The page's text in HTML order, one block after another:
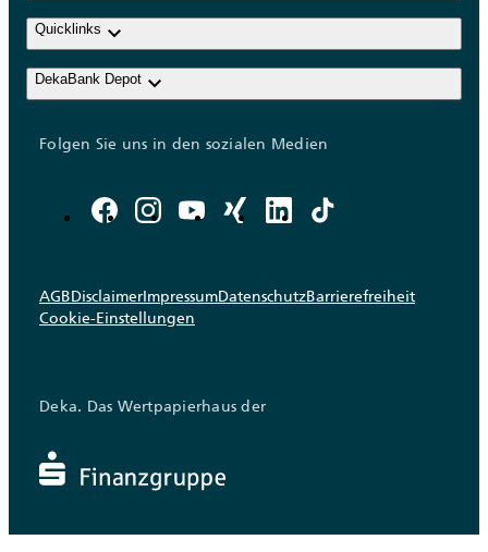
Quicklinks keyboard_arrow_down
DekaBank Depot keyboard_arrow_down
Folgen Sie uns in den sozialen Medien
AGBDisclaimerImpressumDatenschutzBarrierefreiheit
Cookie-Einstellungen
Deka. Das Wertpapierhaus der